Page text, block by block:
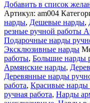
Восемь
Дверей
Рая
Артур
Мирзоян
Армения
Добавить в список
Артикул: am004
нарды, Дешевые нарды,
резные ручной работы
Подарочные нарды
Эксклюзивные нарды
работы, Большие нарды
Армянские нарды,
Деревянные нарды
работа, Красивые нарды
ручная работа, Нарды